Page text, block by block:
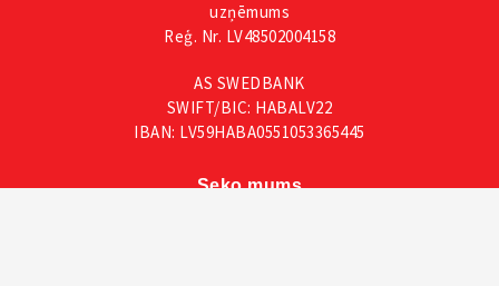
uzņēmums
Reģ. Nr. LV48502004158
AS SWEDBANK
SWIFT/BIC: HABALV22
IBAN: LV59HABA0551053365445
Seko mums